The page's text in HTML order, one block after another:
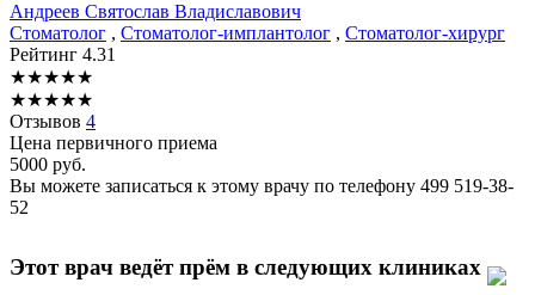
Андреев Святослав Владиславович
Стоматолог , Стоматолог-имплантолог , Стоматолог-хирург
Рейтинг 4.31
★★★★★
★★★★★
Отзывов 4
Цена первичного приема
5000 руб.
Вы можете записаться к этому врачу по телефону 499 519-38-
52
Этот врач ведёт прём в следующих клиниках